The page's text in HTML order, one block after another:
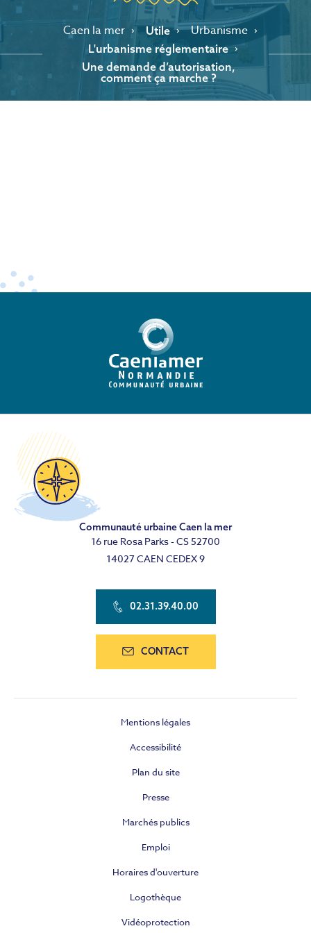
Caen la mer Utile Urbanisme
L'urbanisme réglementaire
Une demande d’autorisation,
comment ça marche ?
Communauté urbaine Caen la mer
16 rue Rosa Parks - CS 52700
14027 CAEN CEDEX 9
02.31.39.40.00
CONTACT
Mentions légales
Accessibilité
Plan du site
Presse
Marchés publics
Emploi
Horaires d'ouverture
Logothèque
Vidéoprotection